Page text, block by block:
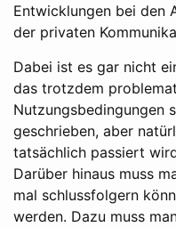
Entwicklungen bei den
der privaten
Dabei ist es gar nicht
das trotzdem
Nutzungsbedingungen
geschrieben, aber
tatsächlich passiert
Darüber hinaus muss
mal schlussfolgern
werden. Dazu muss